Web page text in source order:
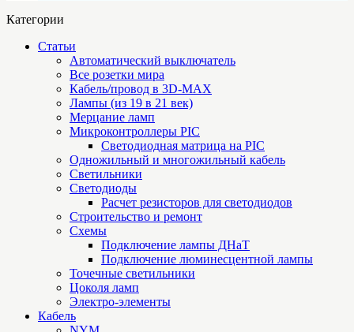
Категории
Статьи
Автоматический выключатель
Все розетки мира
Кабель/провод в 3D-MAX
Лампы (из 19 в 21 век)
Мерцание ламп
Микроконтроллеры PIC
Cветодиодная матрица на PIC
Одножильный и многожильный кабель
Светильники
Светодиоды
Расчет резисторов для светодиодов
Строительство и ремонт
Схемы
Подключение лампы ДНаТ
Подключение люминесцентной лампы
Точечные светильники
Цоколя ламп
Электро-элементы
Кабель